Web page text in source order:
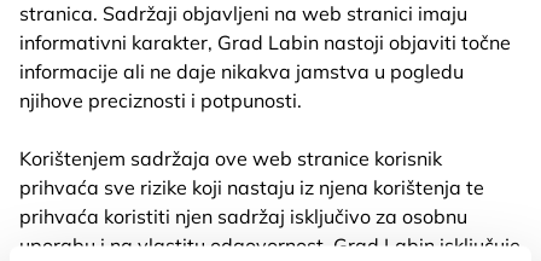
stranica. Sadržaji objavljeni na web stranici imaju
informativni karakter, Grad Labin nastoji objaviti točne
informacije ali ne daje nikakva jamstva u pogledu
njihove preciznosti i potpunosti.
Korištenjem sadržaja ove web stranice korisnik
prihvaća sve rizike koji nastaju iz njena korištenja te
prihvaća koristiti njen sadržaj isključivo za osobnu
uporabu i na vlastitu odgovornost. Grad Labin isključuje